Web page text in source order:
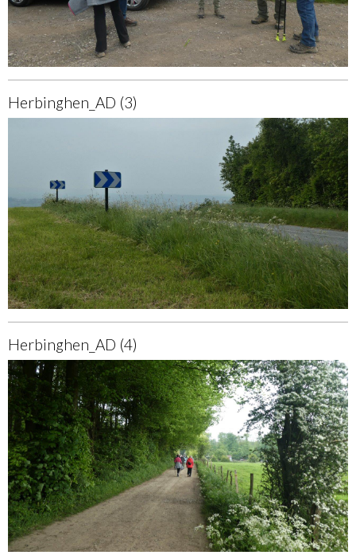
Herbinghen_AD (3)
Herbinghen_AD (4)